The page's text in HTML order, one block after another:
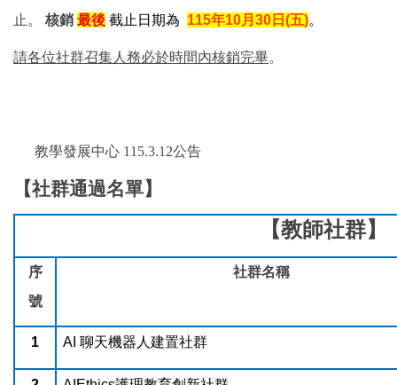
止。 核銷 最後 截止日期為 115年10月30日(五)。
請各位社群召集人務必於時間內核銷完畢。
教學發展中心 115.3.12公告
【社群通過名單】
【教師社群】
序
號
社群名稱
1 AI 聊天機器人建置社群